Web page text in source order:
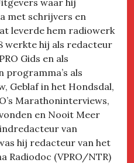
met schrijvers en
leverde hem radiowerk
werkte hij als redacteur
Gids en als
programma’s als
Geblaf in het Hondsdal,
Marathoninterviews,
en Nooit Meer
van
hij redacteur van het
Radiodoc (VPRO/NTR)